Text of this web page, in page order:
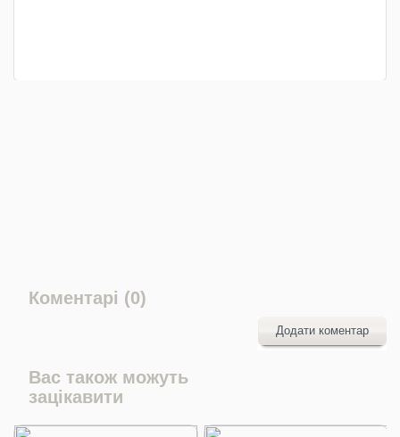
Коментарі (0)
Додати коментар
Вас також можуть
зацікавити